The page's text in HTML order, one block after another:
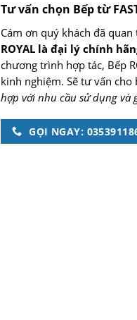
Tư vấn chọn Bếp từ
Cám ơn quý khách đã
ROYAL là đại lý chính
chương trình hợp tác, Bếp
kinh nghiệm. Sẽ tư vấn
hợp với nhu cầu sử dụng và
GỌI NGAY: